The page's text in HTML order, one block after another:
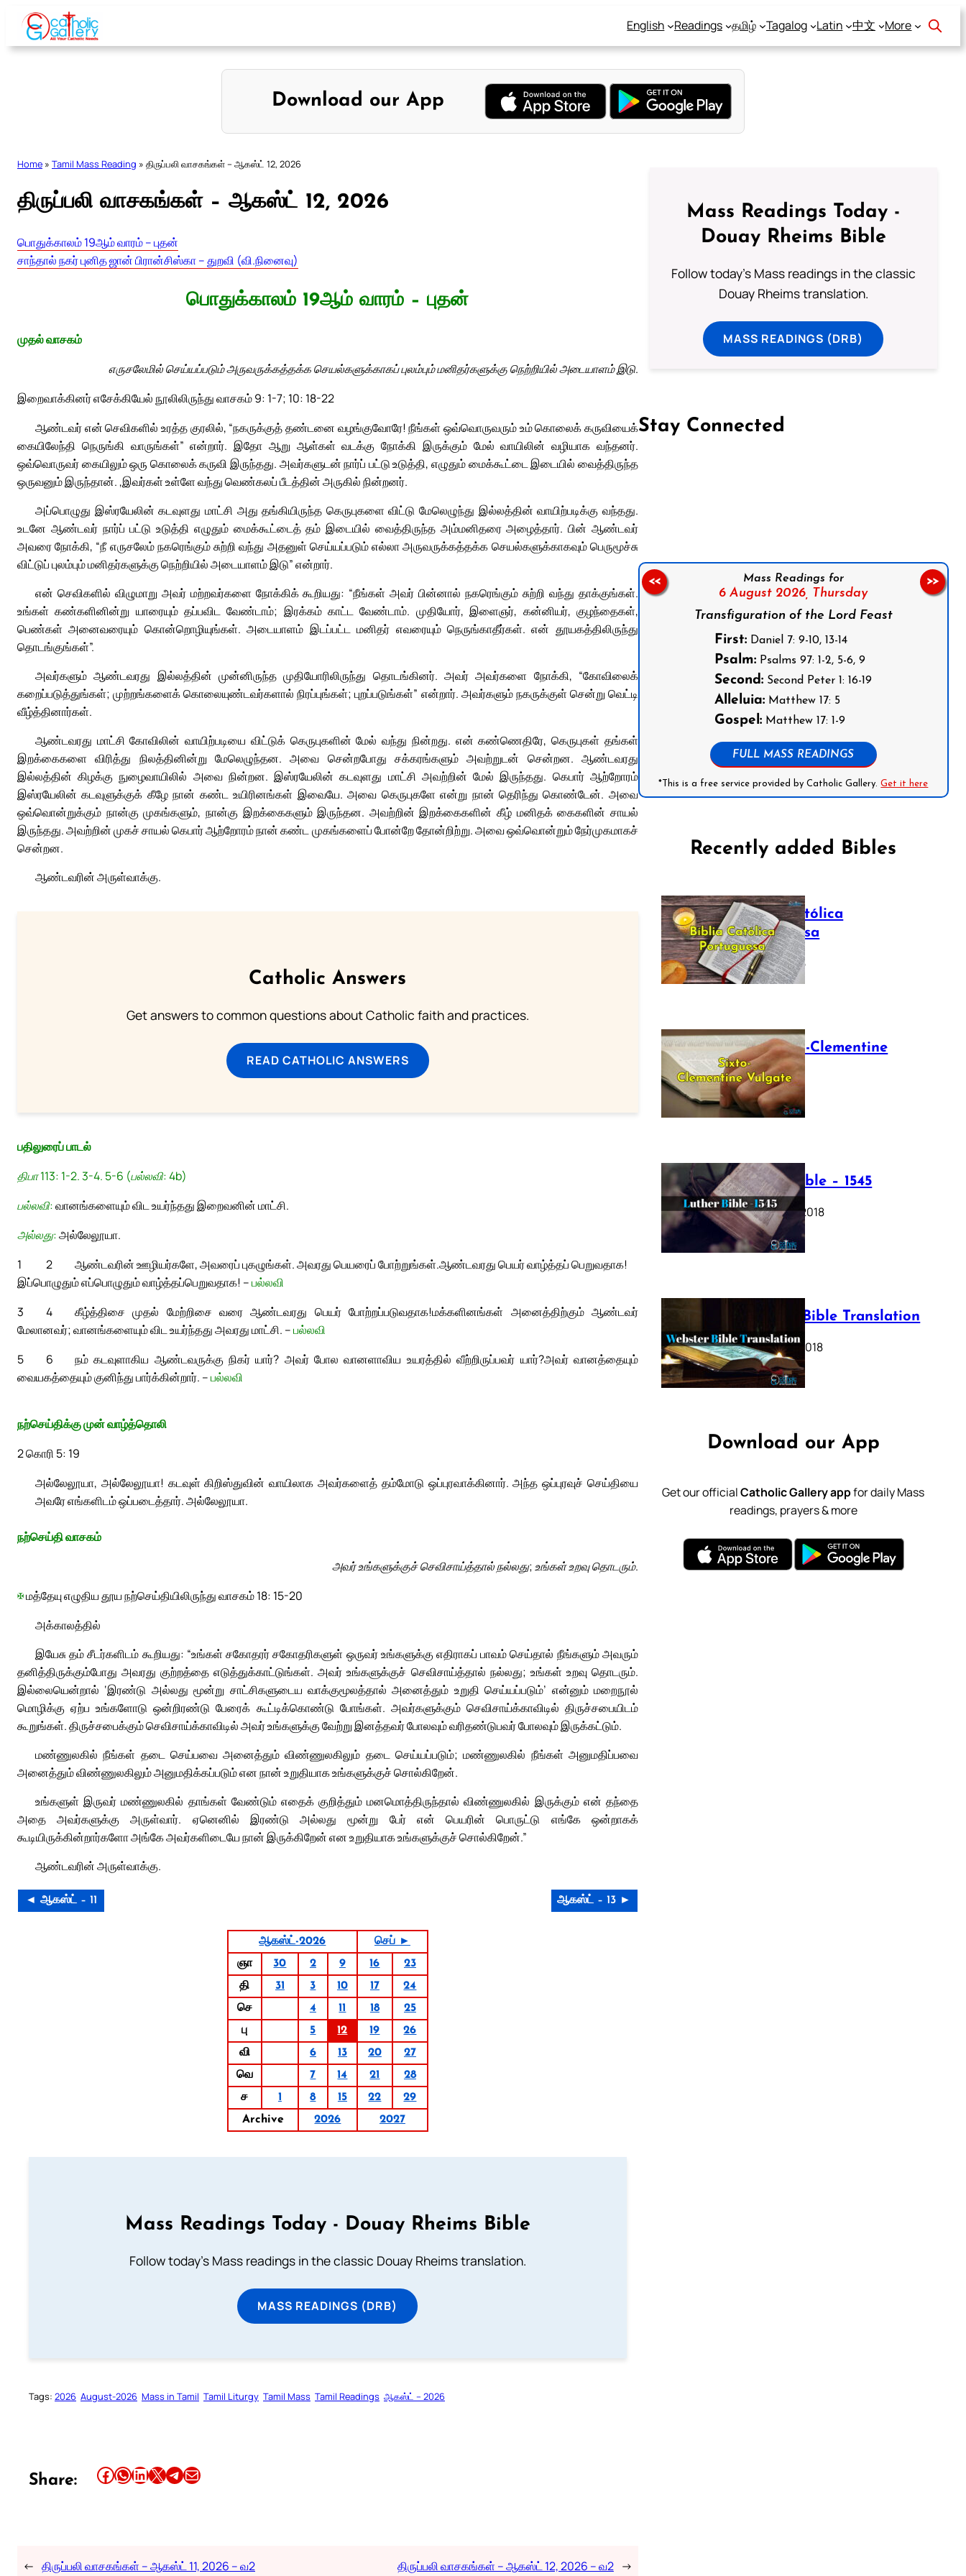
Skip
content
English Readings தமிழ் Tagalog Latin 中文 More
Download our App
Home » Tamil Mass Reading » திருப்பலி வாசகங்கள் – ஆகஸ்ட் 12, 2026
திருப்பலி வாசகங்கள் – ஆகஸ்ட் 12, 2026
பொதுக்காலம் 19ஆம் வாரம் – புதன்
சாந்தால் நகர் புனித ஜான் பிரான்சிஸ்கா – துறவி (வி.நினைவு)
பொதுக்காலம் 19ஆம் வாரம் – புதன்
முதல் வாசகம்
எருசலேமில் செய்யப்படும் அருவருக்கத்தக்க செயல்களுக்காகப் புலம்பும் மனிதர்களுக்கு நெற்றியில் அடையாளம் இடு.
இறைவாக்கினர் எசேக்கியேல் நூலிலிருந்து வாசகம் 9: 1-7; 10: 18-22
ஆண்டவர் என் செவிகளில் உரத்த குரலில், “நகருக்குத் தண்டனை வழங்குவோரே! நீங்கள் ஒவ்வொருவரும் உம் கொலைக் கருவியைக்
கையிலேந்தி நெருங்கி வாருங்கள்” என்றார். இதோ ஆறு ஆள்கள் வடக்கு நோக்கி இருக்கும் மேல் வாயிலின் வழியாக வந்தனர்.
ஒவ்வொருவர் கையிலும் ஒரு கொலைக் கருவி இருந்தது. அவர்களுடன் நார்ப் பட்டு உடுத்தி, எழுதும் மைக்கூட்டை இடையில் வைத்திருந்த
ஒருவனும் இருந்தான். ,இவர்கள் உள்ளே வந்து வெண்கலப் பீடத்தின் அருகில் நின்றனர்.
அப்பொழுது இஸ்ரயேலின் கடவுளது மாட்சி அது தங்கியிருந்த கெருபுகளை விட்டு மேலெழுந்து இல்லத்தின் வாயிற்படிக்கு வந்தது.
உடனே ஆண்டவர் நார்ப் பட்டு உடுத்தி எழுதும் மைக்கூட்டைத் தம் இடையில் வைத்திருந்த அம்மனிதரை அழைத்தார். பின் ஆண்டவர்
அவரை நோக்கி, “நீ எருசலேம் நகரெங்கும் சுற்றி வந்து அதனுள் செய்யப்படும் எல்லா அருவருக்கத்தக்க செயல்களுக்காகவும் பெருமூச்சு
விட்டுப் புலம்பும் மனிதர்களுக்கு நெற்றியில் அடையாளம் இடு” என்றார்.
என் செவிகளில் விழுமாறு அவர் மற்றவர்களை நோக்கிக் கூறியது: “நீங்கள் அவர் பின்னால் நகரெங்கும் சுற்றி வந்து தாக்குங்கள்.
உங்கள் கண்களினின்று யாரையும் தப்பவிட வேண்டாம்; இரக்கம் காட்ட வேண்டாம். முதியோர், இளைஞர், கன்னியர், குழந்தைகள்,
பெண்கள் அனைவரையும் கொன்றொழியுங்கள். அடையாளம் இடப்பட்ட மனிதர் எவரையும் நெருங்காதீர்கள். என் தூயகத்திலிருந்து
தொடங்குங்கள்”.
அவர்களும் ஆண்டவரது இல்லத்தின் முன்னிருந்த முதியோரிலிருந்து தொடங்கினர். அவர் அவர்களை நோக்கி, “கோவிலைக்
கறைப்படுத்துங்கள்; முற்றங்களைக் கொலையுண்டவர்களால் நிரப்புங்கள்; புறப்படுங்கள்” என்றார். அவர்களும் நகருக்குள் சென்று வெட்டி
வீழ்த்தினார்கள்.
ஆண்டவரது மாட்சி கோவிலின் வாயிற்படியை விட்டுக் கெருபுகளின் மேல் வந்து நின்றது. என் கண்ணெதிரே, கெருபுகள் தங்கள்
இறக்கைகளை விரித்து நிலத்தினின்று மேலெழுந்தன. அவை சென்றபோது சக்கரங்களும் அவற்றுடன் சென்றன. ஆண்டவரது
இல்லத்தின் கிழக்கு நுழைவாயிலில் அவை நின்றன. இஸ்ரயேலின் கடவுளது மாட்சி அவற்றின் மேல் இருந்தது. கெபார் ஆற்றோரம்
இஸ்ரயேலின் கடவுளுக்குக் கீழே நான் கண்ட உயிரினங்கள் இவையே. அவை கெருபுகளே என்று நான் தெரிந்து கொண்டேன். அவை
ஒவ்வொன்றுக்கும் நான்கு முகங்களும், நான்கு இறக்கைகளும் இருந்தன. அவற்றின் இறக்கைகளின் கீழ் மனிதக் கைகளின் சாயல்
இருந்தது. அவற்றின் முகச் சாயல் கெபார் ஆற்றோரம் நான் கண்ட முகங்களைப் போன்றே தோன்றிற்று. அவை ஒவ்வொன்றும் நேர்முகமாகச்
சென்றன.
ஆண்டவரின் அருள்வாக்கு.
Catholic Answers
Get answers to common questions about Catholic faith and practices.
READ CATHOLIC ANSWERS
பதிலுரைப் பாடல்
திபா 113: 1-2. 3-4. 5-6 (பல்லவி: 4b)
பல்லவி:வானங்களையும் விட உயர்ந்தது இறைவனின் மாட்சி.
அல்லது:அல்லேலூயா.
1
ஆண்டவரின் ஊழியர்களே, அவரைப் புகழுங்கள். அவரது பெயரைப் போற்றுங்கள்.
2
ஆண்டவரது பெயர் வாழ்த்தப் பெறுவதாக!
இப்பொழுதும் எப்பொழுதும் வாழ்த்தப்பெறுவதாக! –பல்லவி
3
கீழ்த்திசை முதல் மேற்றிசை வரை ஆண்டவரது பெயர் போற்றப்படுவதாக!
4
மக்களினங்கள் அனைத்திற்கும் ஆண்டவர்
மேலானவர்; வானங்களையும் விட உயர்ந்தது அவரது மாட்சி. –பல்லவி
5
நம் கடவுளாகிய ஆண்டவருக்கு நிகர் யார்? அவர் போல வானளாவிய உயரத்தில் வீற்றிருப்பவர் யார்?
6
அவர் வானத்தையும்
வையகத்தையும் குனிந்து பார்க்கின்றார். –பல்லவி
நற்செய்திக்கு முன் வாழ்த்தொலி
2 கொரி 5: 19
அல்லேலூயா, அல்லேலூயா! கடவுள் கிறிஸ்துவின் வாயிலாக அவர்களைத் தம்மோடு ஒப்புரவாக்கினார். அந்த ஒப்புரவுச் செய்தியை
அவரே எங்களிடம் ஒப்படைத்தார். அல்லேலூயா.
நற்செய்தி வாசகம்
அவர் உங்களுக்குச் செவிசாய்த்தால் நல்லது; உங்கள் உறவு தொடரும்.
✠மத்தேயு எழுதிய தூய நற்செய்தியிலிருந்து வாசகம் 18: 15-20
அக்காலத்தில்
இயேசு தம் சீடர்களிடம் கூறியது: “உங்கள் சகோதரர் சகோதரிகளுள் ஒருவர் உங்களுக்கு எதிராகப் பாவம் செய்தால் நீங்களும் அவரும்
தனித்திருக்கும்போது அவரது குற்றத்தை எடுத்துக்காட்டுங்கள். அவர் உங்களுக்குச் செவிசாய்த்தால் நல்லது; உங்கள் உறவு தொடரும்.
இல்லையென்றால் ‘இரண்டு அல்லது மூன்று சாட்சிகளுடைய வாக்குமூலத்தால் அனைத்தும் உறுதி செய்யப்படும்’ என்னும் மறைநூல்
மொழிக்கு ஏற்ப உங்களோடு ஒன்றிரண்டு பேரைக் கூட்டிக்கொண்டு போங்கள். அவர்களுக்கும் செவிசாய்க்காவிடில் திருச்சபையிடம்
கூறுங்கள். திருச்சபைக்கும் செவிசாய்க்காவிடில் அவர் உங்களுக்கு வேற்று இனத்தவர் போலவும் வரிதண்டுபவர் போலவும் இருக்கட்டும்.
மண்ணுலகில் நீங்கள் தடை செய்பவை அனைத்தும் விண்ணுலகிலும் தடை செய்யப்படும்; மண்ணுலகில் நீங்கள் அனுமதிப்பவை
அனைத்தும் விண்ணுலகிலும் அனுமதிக்கப்படும் என நான் உறுதியாக உங்களுக்குச் சொல்கிறேன்.
உங்களுள் இருவர் மண்ணுலகில் தாங்கள் வேண்டும் எதைக் குறித்தும் மனமொத்திருந்தால் விண்ணுலகில் இருக்கும் என் தந்தை
அதை அவர்களுக்கு அருள்வார். ஏனெனில் இரண்டு அல்லது மூன்று பேர் என் பெயரின் பொருட்டு எங்கே ஒன்றாகக்
கூடியிருக்கின்றார்களோ அங்கே அவர்களிடையே நான் இருக்கிறேன் என உறுதியாக உங்களுக்குச் சொல்கிறேன்.”
ஆண்டவரின் அருள்வாக்கு.
◄ ஆகஸ்ட் – 11 ஆகஸ்ட் – 13 ►
ஆகஸ்ட்-2026
செப் ►
ஞா
30 2 9 16
23
தி
31 3 10 17
24
செ
4 11 18
25
பு
5 12 19
26
வி
6 13 20
27
வெ
7 14 21
28
ச
1 8 15 22
29
Archive
2026 2027
Mass Readings Today - Douay Rheims Bible
Follow today's Mass readings in the classic Douay Rheims translation.
MASS READINGS (DRB)
Tags: 2026 August-2026 Mass in Tamil Tamil Liturgy Tamil Mass Tamil Readings ஆகஸ்ட் – 2026
Share: Share this article on Facebook Share this article on WhatsApp Share this article on LinkedIn Share this article on X Share this article on TelegramEmail this Article
← திருப்பலி வாசகங்கள் – ஆகஸ்ட் 11, 2026 – வ2 திருப்பலி வாசகங்கள் – ஆகஸ்ட் 12, 2026 – வ2 →
Mass Readings Today -
Douay Rheims Bible
Follow today's Mass readings in the classic
Douay Rheims translation.
MASS READINGS (DRB)
Stay Connected
Mass Readings for
6 August 2026, Thursday
Transfiguration of the Lord Feast
First: Daniel 7: 9-10, 13-14
Psalm: Psalms 97: 1-2, 5-6, 9
Second: Second Peter 1: 16-19
Alleluia: Matthew 17: 5
Gospel: Matthew 17: 1-9
FULL MASS READINGS
*This is a free service provided by Catholic Gallery.Get it here
<< >>
Recently added Bibles
Bíblia Católica
Portuguesa
July 16, 2025
The Sixto-Clementine
Vulgate
July 12, 2025
Luther Bible – 1545
October 17, 2018
Webster Bible Translation
October 11, 2018
Download our App
Get our officialCatholic Gallery appfor daily Mass
readings, prayers & more